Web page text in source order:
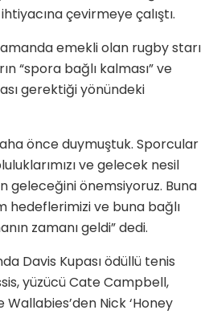
çevirmeye çalıştı.
emekli olan rugby starı
“spora bağlı kalması” ve
gerektiği yönündeki
önce duymuştuk. Sporcular
ve gelecek nesil
geleceğini önemsiyoruz. Buna
hedeflerimizi ve buna bağlı
zamanı geldi” dedi.
Davis Kupası ödüllü tenis
yüzücü Cate Campbell,
Nick ‘Honey